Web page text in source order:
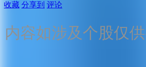
收藏 分享到 评论
内容如涉及个股仅